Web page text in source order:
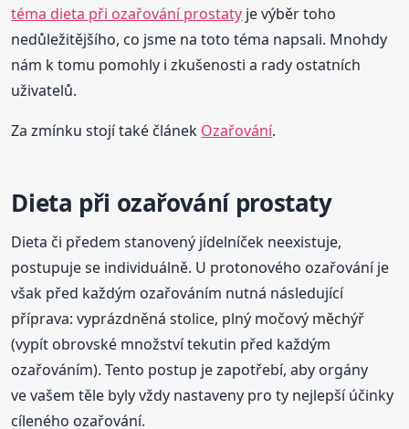
téma dieta při ozařování prostaty je výběr toho
nedůležitějšího, co jsme na toto téma napsali. Mnohdy
nám k tomu pomohly i zkušenosti a rady ostatních
uživatelů.
Za zmínku stojí také článek Ozařování.
Dieta při ozařování prostaty
Dieta či předem stanovený jídelníček neexistuje,
postupuje se individuálně. U protonového ozařování je
však před každým ozařováním nutná následující
příprava: vyprázdněná stolice, plný močový měchýř
(vypít obrovské množství tekutin před každým
ozařováním). Tento postup je zapotřebí, aby orgány
ve vašem těle byly vždy nastaveny pro ty nejlepší účinky
cíleného ozařování.